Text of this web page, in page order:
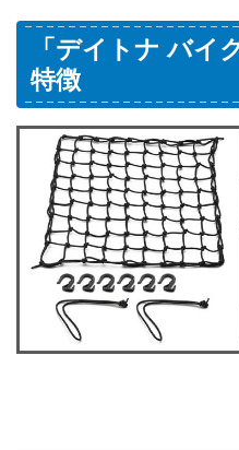
「デイトナ バイ
特徴